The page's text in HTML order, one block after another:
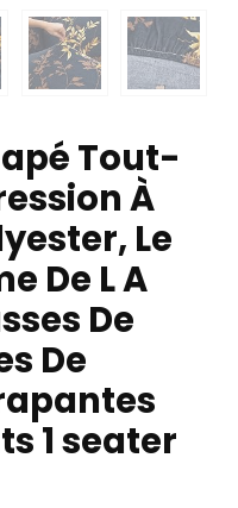
Tout-
À
Le
De L A
De
De
1 seater